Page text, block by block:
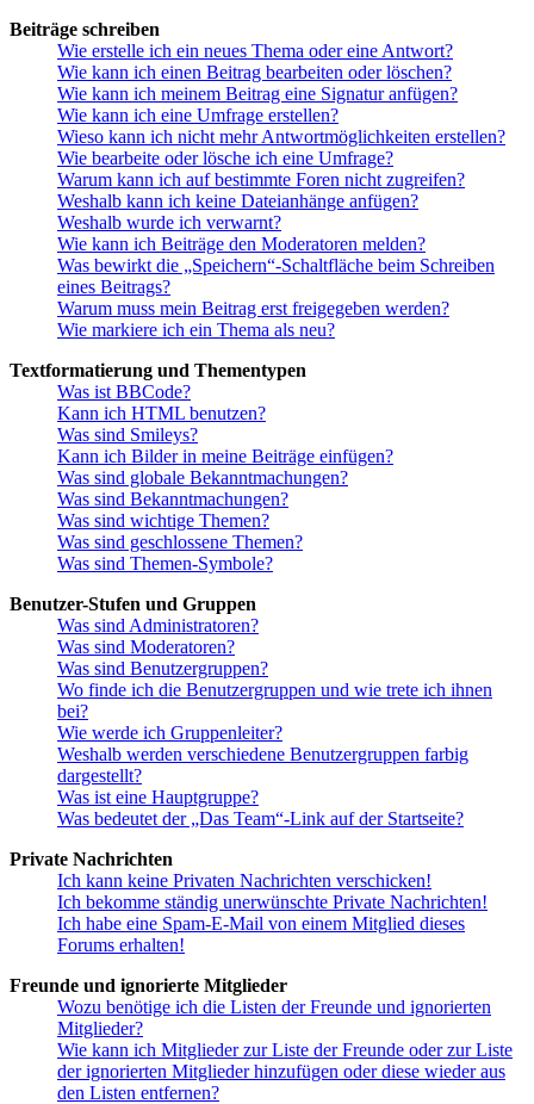
Beiträge schreiben
Wie erstelle ich ein neues Thema oder eine Antwort?
Wie kann ich einen Beitrag bearbeiten oder löschen?
Wie kann ich meinem Beitrag eine Signatur anfügen?
Wie kann ich eine Umfrage erstellen?
Wieso kann ich nicht mehr Antwortmöglichkeiten erstellen?
Wie bearbeite oder lösche ich eine Umfrage?
Warum kann ich auf bestimmte Foren nicht zugreifen?
Weshalb kann ich keine Dateianhänge anfügen?
Weshalb wurde ich verwarnt?
Wie kann ich Beiträge den Moderatoren melden?
Was bewirkt die „Speichern“-Schaltfläche beim Schreiben
eines Beitrags?
Warum muss mein Beitrag erst freigegeben werden?
Wie markiere ich ein Thema als neu?
Textformatierung und Thementypen
Was ist BBCode?
Kann ich HTML benutzen?
Was sind Smileys?
Kann ich Bilder in meine Beiträge einfügen?
Was sind globale Bekanntmachungen?
Was sind Bekanntmachungen?
Was sind wichtige Themen?
Was sind geschlossene Themen?
Was sind Themen-Symbole?
Benutzer-Stufen und Gruppen
Was sind Administratoren?
Was sind Moderatoren?
Was sind Benutzergruppen?
Wo finde ich die Benutzergruppen und wie trete ich ihnen
bei?
Wie werde ich Gruppenleiter?
Weshalb werden verschiedene Benutzergruppen farbig
dargestellt?
Was ist eine Hauptgruppe?
Was bedeutet der „Das Team“-Link auf der Startseite?
Private Nachrichten
Ich kann keine Privaten Nachrichten verschicken!
Ich bekomme ständig unerwünschte Private Nachrichten!
Ich habe eine Spam-E-Mail von einem Mitglied dieses
Forums erhalten!
Freunde und ignorierte Mitglieder
Wozu benötige ich die Listen der Freunde und ignorierten
Mitglieder?
Wie kann ich Mitglieder zur Liste der Freunde oder zur Liste
der ignorierten Mitglieder hinzufügen oder diese wieder aus
den Listen entfernen?